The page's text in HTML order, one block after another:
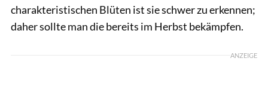
charakteristischen Blüten ist sie schwer zu erkennen;
daher sollte man die bereits im Herbst bekämpfen.
ANZEIGE